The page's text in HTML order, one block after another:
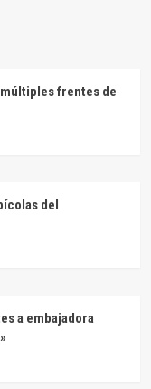
frentes de
del
a embajadora